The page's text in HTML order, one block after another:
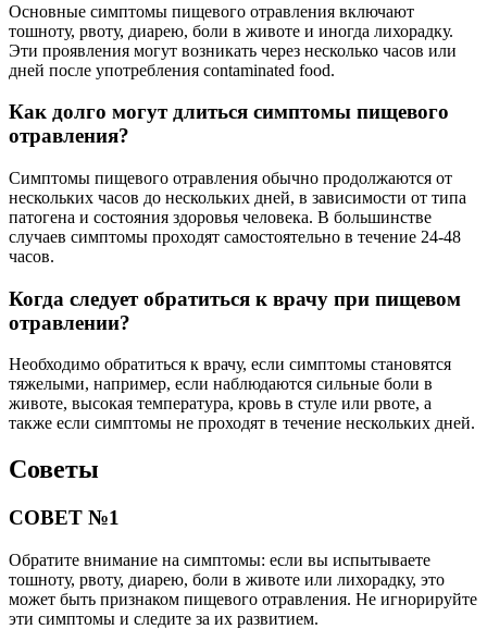
Основные симптомы пищевого отравления включают
тошноту, рвоту, диарею, боли в животе и иногда лихорадку.
Эти проявления могут возникать через несколько часов или
дней после употребления contaminated food.
Как долго могут длиться симптомы пищевого
отравления?
Симптомы пищевого отравления обычно продолжаются от
нескольких часов до нескольких дней, в зависимости от типа
патогена и состояния здоровья человека. В большинстве
случаев симптомы проходят самостоятельно в течение 24-48
часов.
Когда следует обратиться к врачу при пищевом
отравлении?
Необходимо обратиться к врачу, если симптомы становятся
тяжелыми, например, если наблюдаются сильные боли в
животе, высокая температура, кровь в стуле или рвоте, а
также если симптомы не проходят в течение нескольких дней.
Советы
СОВЕТ №1
Обратите внимание на симптомы: если вы испытываете
тошноту, рвоту, диарею, боли в животе или лихорадку, это
может быть признаком пищевого отравления. Не игнорируйте
эти симптомы и следите за их развитием.